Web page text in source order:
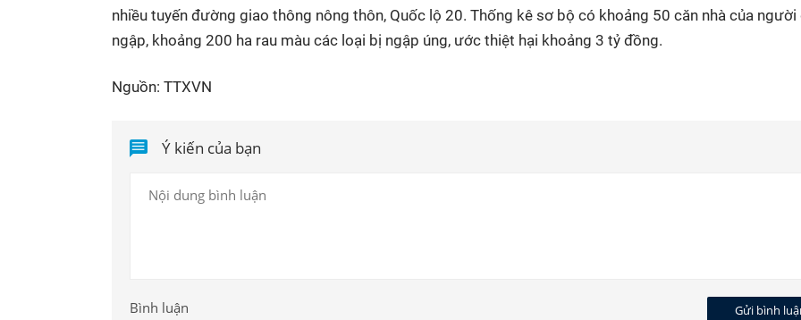
nhiều tuyến đường giao thông nông thôn, Quốc lộ 20. Thống kê sơ bộ có khoảng 50 căn nhà của người
ngập, khoảng 200 ha rau màu các loại bị ngập úng, ước thiệt hại khoảng 3 tỷ đồng.
Nguồn: TTXVN
Ý kiến của bạn
Gửi bình
Bình luận